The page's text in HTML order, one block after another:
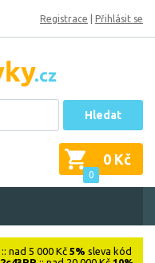
Registrace Přihlásit se
Hledat
0
0 Kč
:: nad 5 000 Kč 5% sleva kód